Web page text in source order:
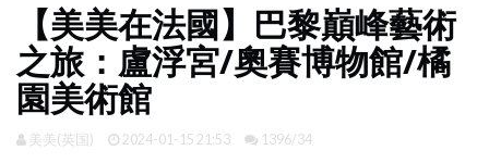
體
驗
照
【美美在法國】巴黎巔峰藝術
之旅：盧浮宮/奧賽博物館/橘
園美術館
美美(英国) 2024-01-15 21:53 1396/34